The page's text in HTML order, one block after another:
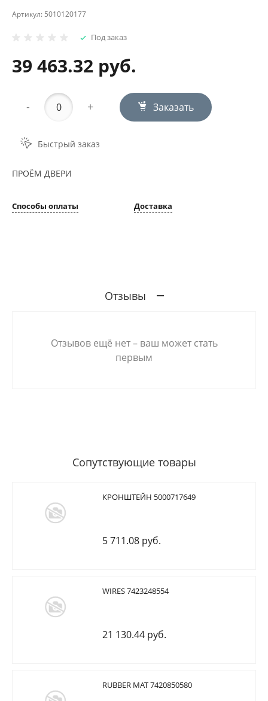
Артикул: 5010120177
Под заказ
39 463.32 руб.
- + Заказать
Быстрый заказ
ПРОЁМ ДВЕРИ
Способы оплаты Доставка
Отзывы
Отзывов ещё нет – ваш может стать
первым
Сопутствующие товары
КРОНШТЕЙН 5000717649
5 711.08 руб.
WIRES 7423248554
21 130.44 руб.
RUBBER MAT 7420850580